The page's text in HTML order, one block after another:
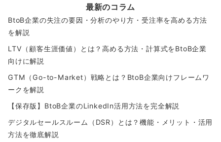
最新のコラム
BtoB企業の失注の要因・分析のやり方・受注率を高める方法
を解説
LTV（顧客生涯価値）とは？高める方法・計算式をBtoB企業
向けに解説
GTM（Go-to-Market）戦略とは？BtoB企業向けフレームワ
ークを解説
【保存版】BtoB企業のLinkedIn活用方法を完全解説
デジタルセールスルーム（DSR）とは？機能・メリット・活用
方法を徹底解説